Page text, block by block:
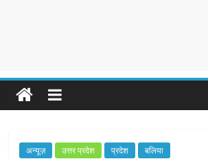
अन्यूज़ उत्तर प्रदेश प्रदेश बलिया